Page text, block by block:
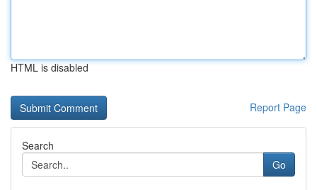
HTML is disabled
Report Page
Search
Go